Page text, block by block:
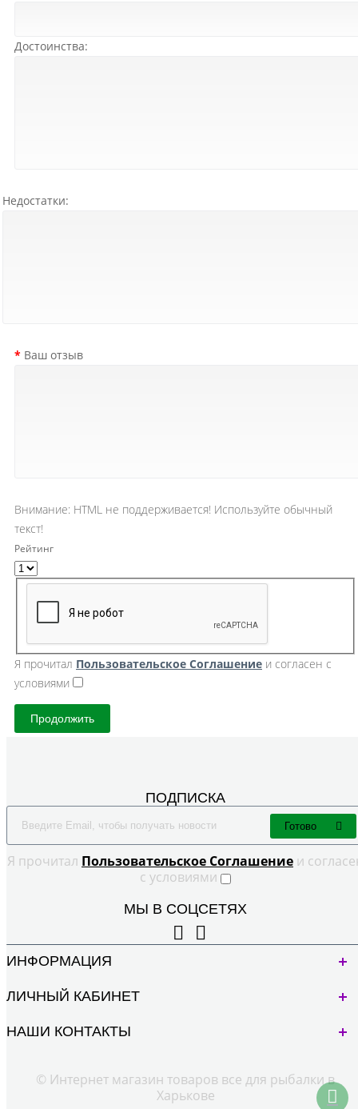
Достоинства:
Недостатки:
Ваш отзыв
Внимание: HTML не поддерживается! Используйте обычный
текст!
Рейтинг
Я прочитал Пользовательское Cоглашение и согласен с
условиями
Продолжить
ПОДПИСКА
Я прочитал Пользовательское Cоглашение и
с условиями
Готово
МЫ В СОЦСЕТЯХ
ИНФОРМАЦИЯ
ЛИЧНЫЙ КАБИНЕТ
НАШИ КОНТАКТЫ
© Интернет магазин товаров все для рыбалки в
Харькове